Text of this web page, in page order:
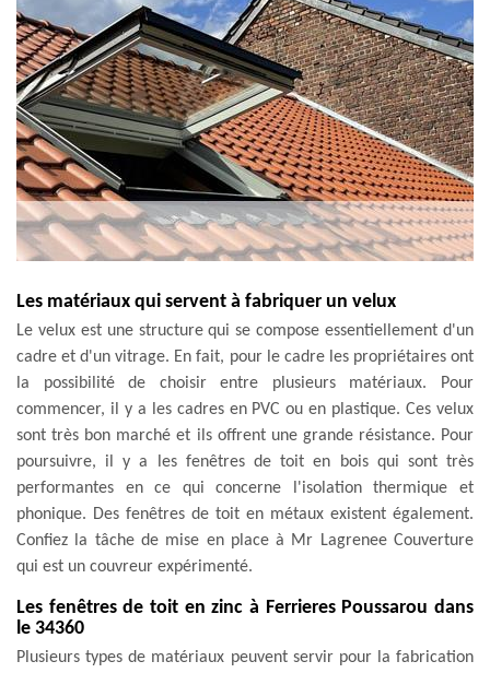
Les matériaux qui servent à fabriquer un velux
Le velux est une structure qui se compose essentiellement d'un
cadre et d'un vitrage. En fait, pour le cadre les propriétaires ont
la possibilité de choisir entre plusieurs matériaux. Pour
commencer, il y a les cadres en PVC ou en plastique. Ces velux
sont très bon marché et ils offrent une grande résistance. Pour
poursuivre, il y a les fenêtres de toit en bois qui sont très
performantes en ce qui concerne l'isolation thermique et
phonique. Des fenêtres de toit en métaux existent également.
Confiez la tâche de mise en place à Mr Lagrenee Couverture
qui est un couvreur expérimenté.
Les fenêtres de toit en zinc à Ferrieres Poussarou dans
le 34360
Plusieurs types de matériaux peuvent servir pour la fabrication